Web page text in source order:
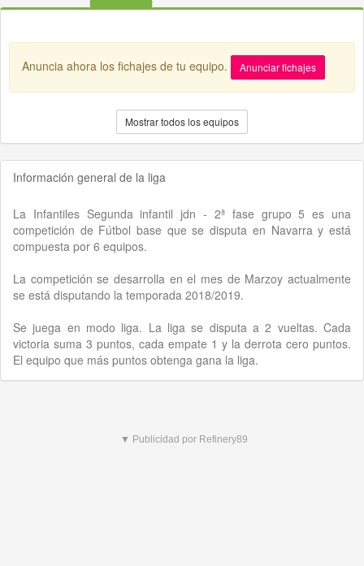
Anuncia ahora los fichajes de tu equipo. Anunciar fichajes
Mostrar todos los equipos
Información general de la liga
La Infantiles Segunda infantil jdn - 2ª fase grupo 5 es una
competición de Fútbol base que se disputa en Navarra y está
compuesta por 6 equipos.
La competición se desarrolla en el mes de Marzoy actualmente
se está disputando la temporada 2018/2019.
Se juega en modo liga. La liga se disputa a 2 vueltas. Cada
victoria suma 3 puntos, cada empate 1 y la derrota cero puntos.
El equipo que más puntos obtenga gana la liga.
▼ Publicidad por Refinery89